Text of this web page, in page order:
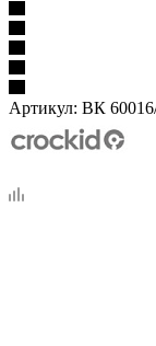
Артикул: ВК